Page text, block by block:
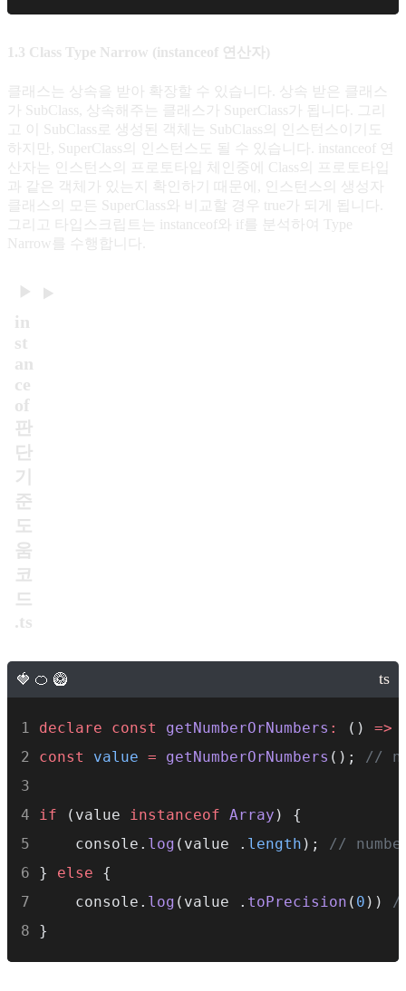
1.3 Class Type Narrow (instanceof 연산자)
클래스는 상속을 받아 확장할 수 있습니다. 상속 받은 클래스
가 SubClass, 상속해주는 클래스가 SuperClass가 됩니다. 그리
고 이 SubClass로 생성된 객체는 SubClass의 인스턴스이기도
하지만, SuperClass의 인스턴스도 될 수 있습니다. instanceof 연
산자는 인스턴스의 프로토타입 체인중에 Class의 프로토타입
과 같은 객체가 있는지 확인하기 때문에, 인스턴스의 생성자
클래스의 모든 SuperClass와 비교할 경우 true가 되게 됩니다.
그리고 타입스크립트는 instanceof와 if를 분석하여 Type
Narrow를 수행합니다.
in
st
an
ce
of
판
단
기
준
도
움
코
드
.ts
declare const getNumberOrNumbers : () =>
const
value = getNumberOrNumbers (); //
if (value instanceof Array ) {
    console.
log (value . length ); //
} else {
    console.
log (value . toPrecision ( 0 ))
}